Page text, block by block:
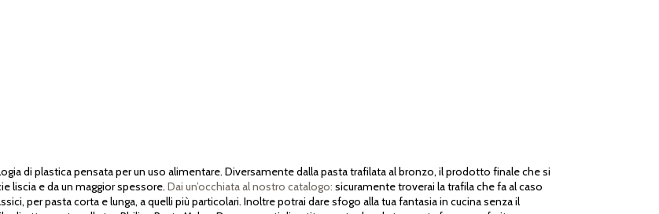
di plastica pensata per un uso alimentare. Diversamente dalla pasta trafilata al bronzo, il prodotto finale che si
liscia e da un maggior spessore. Dai un’occhiata al nostro catalogo: sicuramente troverai la trafila che fa al caso
per pasta corta e lunga, a quelli più particolari. Inoltre potrai dare sfogo alla tua fantasia in cucina senza il